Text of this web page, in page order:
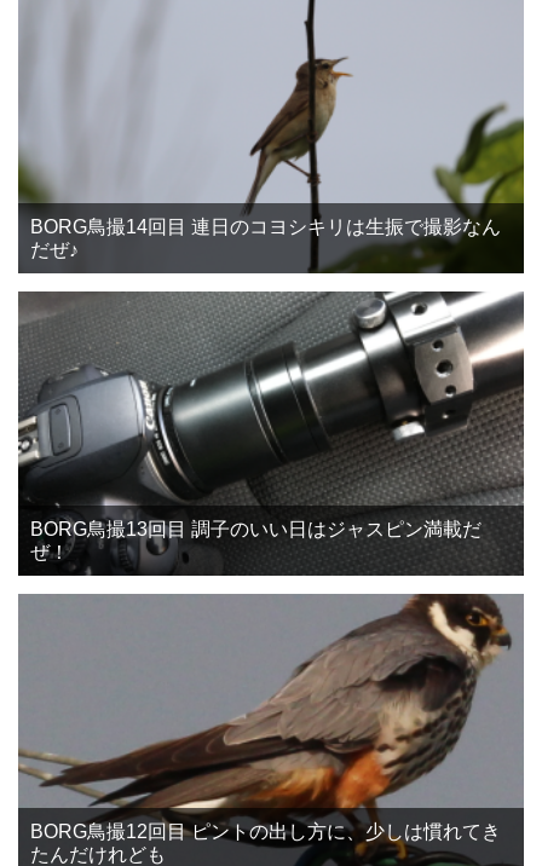
BORG鳥撮14回目 連日のコヨシキリは生振で撮影なん
だぜ♪
BORG鳥撮13回目 調子のいい日はジャスピン満載だ
ぜ！
BORG鳥撮12回目 ピントの出し方に、少しは慣れてき
たんだけれども